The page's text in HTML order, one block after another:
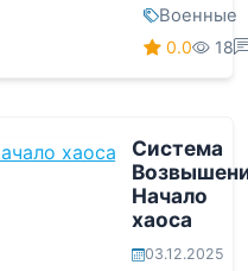
Военные
0.0 18
Система
Начало
хаоса
03.12.2025